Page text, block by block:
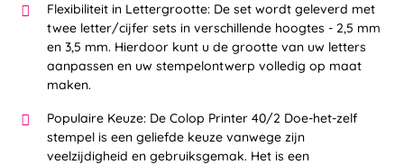
Flexibiliteit in Lettergrootte: De set wordt geleverd met
twee letter/cijfer sets in verschillende hoogtes - 2,5 mm
en 3,5 mm. Hierdoor kunt u de grootte van uw letters
aanpassen en uw stempelontwerp volledig op maat
maken.
Populaire Keuze: De Colop Printer 40/2 Doe-het-zelf
stempel is een geliefde keuze vanwege zijn
veelzijdigheid en gebruiksgemak. Het is een